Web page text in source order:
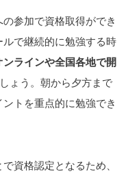
参加で資格取得ができ
で継続的に勉強する時
ンラインや全国各地で開
ょう。朝から夕方まで
トを重点的に勉強でき
資格認定となるため、